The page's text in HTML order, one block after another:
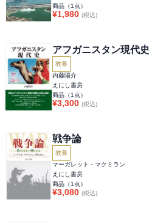
商品（1 点）
¥1,980 (税込)
アフガニスタン現代史
教養
内藤陽介
えにし書房
商品（1 点）
¥3,300 (税込)
戦争論
教養
マーガレット・マクミラン
えにし書房
商品（1 点）
¥3,080 (税込)